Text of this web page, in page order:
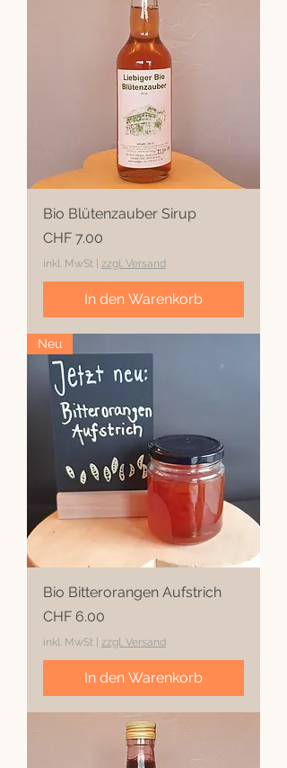
Bio Blütenzauber Sirup
Preis
CHF 7.00
inkl. MwSt zzgl. Versand
In den Warenkorb
Neu
Bio Bitterorangen Aufstrich
Preis
CHF 6.00
inkl. MwSt zzgl. Versand
In den Warenkorb